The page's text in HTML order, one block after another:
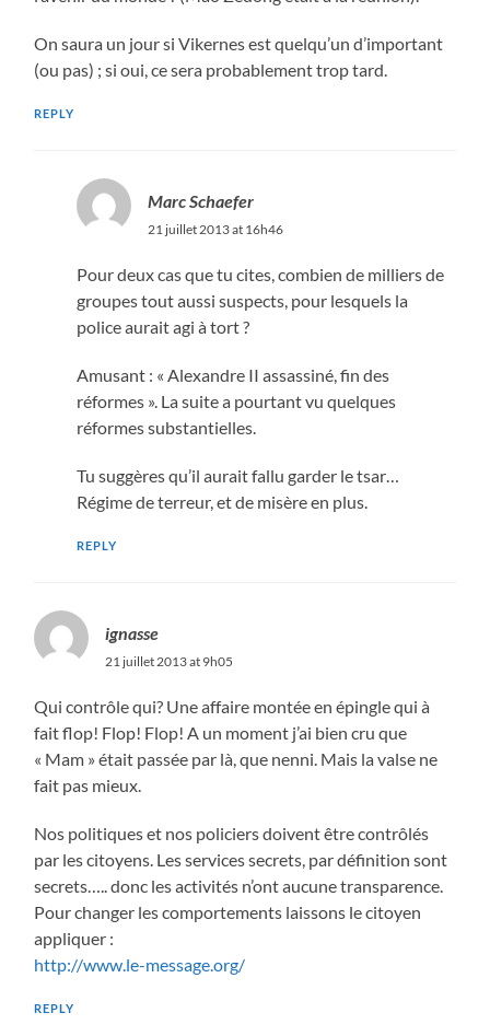
On saura un jour si Vikernes est quelqu’un d’important
(ou pas) ; si oui, ce sera probablement trop tard.
REPLY
Marc Schaefer
21 juillet 2013 at 16h46
Pour deux cas que tu cites, combien de milliers de
groupes tout aussi suspects, pour lesquels la
police aurait agi à tort ?
Amusant : « Alexandre II assassiné, fin des
réformes ». La suite a pourtant vu quelques
réformes substantielles.
Tu suggères qu’il aurait fallu garder le tsar…
Régime de terreur, et de misère en plus.
REPLY
ignasse
21 juillet 2013 at 9h05
Qui contrôle qui? Une affaire montée en épingle qui à
fait flop! Flop! Flop! A un moment j’ai bien cru que
« Mam » était passée par là, que nenni. Mais la valse ne
fait pas mieux.
Nos politiques et nos policiers doivent être contrôlés
par les citoyens. Les services secrets, par définition sont
secrets….. donc les activités n’ont aucune transparence.
Pour changer les comportements laissons le citoyen
appliquer :
http://www.le-message.org/
REPLY